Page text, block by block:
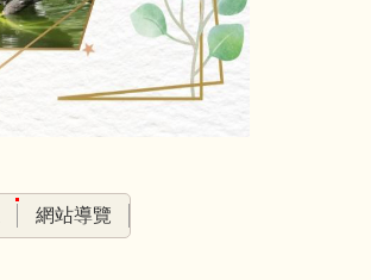
網站導覽